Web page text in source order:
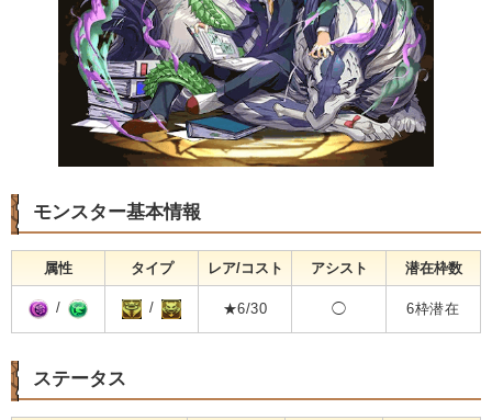
モンスター基本情報
属性 タイプ レア/コスト アシスト 潜在枠数
/ / ★6/30 ◯ 6枠潜在
ステータス